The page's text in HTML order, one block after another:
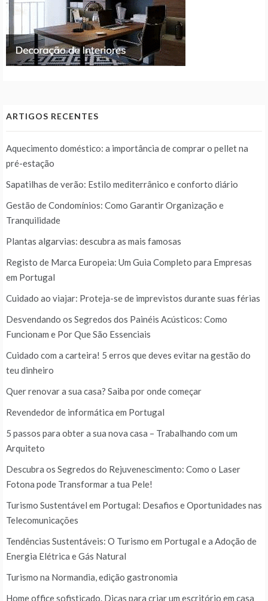
ARTIGOS RECENTES
Aquecimento doméstico: a importância de comprar o pellet na
pré-estação
Sapatilhas de verão: Estilo mediterrânico e conforto diário
Gestão de Condomínios: Como Garantir Organização e
Tranquilidade
Plantas algarvias: descubra as mais famosas
Registo de Marca Europeia: Um Guia Completo para Empresas
em Portugal
Cuidado ao viajar: Proteja-se de imprevistos durante suas férias
Desvendando os Segredos dos Painéis Acústicos: Como
Funcionam e Por Que São Essenciais
Cuidado com a carteira! 5 erros que deves evitar na gestão do
teu dinheiro
Quer renovar a sua casa? Saiba por onde começar
Revendedor de informática em Portugal
5 passos para obter a sua nova casa – Trabalhando com um
Arquiteto
Descubra os Segredos do Rejuvenescimento: Como o Laser
Fotona pode Transformar a tua Pele!
Turismo Sustentável em Portugal: Desafios e Oportunidades nas
Telecomunicações
Tendências Sustentáveis: O Turismo em Portugal e a Adoção de
Energia Elétrica e Gás Natural
Turismo na Normandia, edição gastronomia
Home office sofisticado. Dicas para criar um escritório em casa